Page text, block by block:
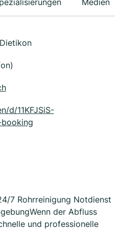
Medien
d/11KFJSiS-
booking
7 Rohrreinigung Notdienst
der Abfluss
und professionelle